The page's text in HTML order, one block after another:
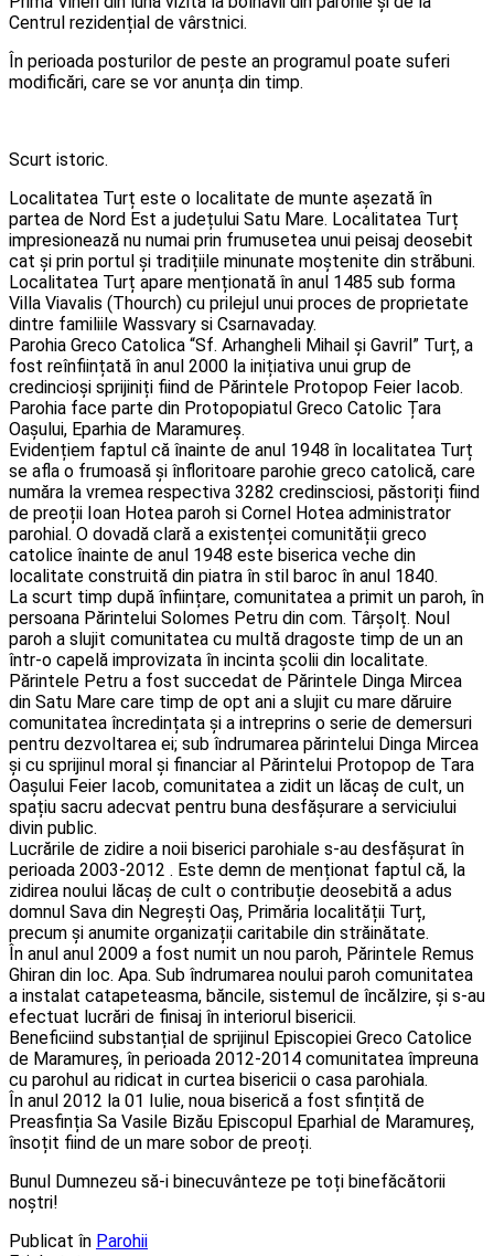
Centrul rezidențial de vârstnici.
În perioada posturilor de peste an programul poate suferi
modificări, care se vor anunța din timp.
Scurt istoric.
Localitatea Turț este o localitate de munte așezată în
partea de Nord Est a județului Satu Mare. Localitatea Turț
impresionează nu numai prin frumusetea unui peisaj deosebit
cat și prin portul și tradițiile minunate moștenite din străbuni.
Localitatea Turț apare menționată în anul 1485 sub forma
Villa Viavalis (Thourch) cu prilejul unui proces de proprietate
dintre familiile Wassvary si Csarnavaday.
Parohia Greco Catolica “Sf. Arhangheli Mihail și Gavril” Turț, a
fost reînființată în anul 2000 la inițiativa unui grup de
credincioși sprijiniți fiind de Părintele Protopop Feier Iacob.
Parohia face parte din Protopopiatul Greco Catolic Țara
Oașului, Eparhia de Maramureș.
Evidențiem faptul că înainte de anul 1948 în localitatea Turț
se afla o frumoasă și înfloritoare parohie greco catolică, care
număra la vremea respectiva 3282 credinsciosi, păstoriți fiind
de preoții Ioan Hotea paroh si Cornel Hotea administrator
parohial. O dovadă clară a existenței comunității greco
catolice înainte de anul 1948 este biserica veche din
localitate construită din piatra în stil baroc în anul 1840.
La scurt timp după înființare, comunitatea a primit un paroh, în
persoana Părintelui Solomes Petru din com. Târșolț. Noul
paroh a slujit comunitatea cu multă dragoste timp de un an
într-o capelă improvizata în incinta școlii din localitate.
Părintele Petru a fost succedat de Părintele Dinga Mircea
din Satu Mare care timp de opt ani a slujit cu mare dăruire
comunitatea încredințata și a intreprins o serie de demersuri
pentru dezvoltarea ei; sub îndrumarea părintelui Dinga Mircea
și cu sprijinul moral și financiar al Părintelui Protopop de Tara
Oașului Feier Iacob, comunitatea a zidit un lăcaș de cult, un
spațiu sacru adecvat pentru buna desfășurare a serviciului
divin public.
Lucrările de zidire a noii biserici parohiale s-au desfășurat în
perioada 2003-2012 . Este demn de menționat faptul că, la
zidirea noului lăcaș de cult o contribuție deosebită a adus
domnul Sava din Negrești Oaș, Primăria localității Turț,
precum și anumite organizații caritabile din străinătate.
În anul anul 2009 a fost numit un nou paroh, Părintele Remus
Ghiran din loc. Apa. Sub îndrumarea noului paroh comunitatea
a instalat catapeteasma, băncile, sistemul de încălzire, și s-au
efectuat lucrări de finisaj în interiorul bisericii.
Beneficiind substanțial de sprijinul Episcopiei Greco Catolice
de Maramureș, în perioada 2012-2014 comunitatea împreuna
cu parohul au ridicat in curtea bisericii o casa parohiala.
În anul 2012 la 01 Iulie, noua biserică a fost sfințită de
Preasfinția Sa Vasile Bizău Episcopul Eparhial de Maramureș,
însoțit fiind de un mare sobor de preoți.
Bunul Dumnezeu să-i binecuvânteze pe toți binefăcătorii
noștri!
Publicat în Parohii